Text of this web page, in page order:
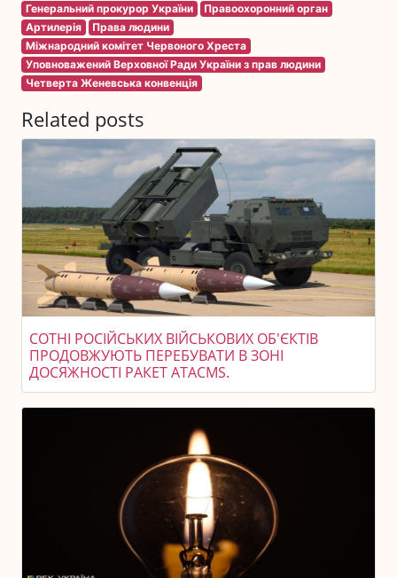
Генеральний прокурор України
Правоохоронний орган
Артилерія
Права людини
Міжнародний комітет Червоного Хреста
Уповноважений Верховної Ради України з прав людини
Четверта Женевська конвенція
Related posts
СОТНІ РОСІЙСЬКИХ ВІЙСЬКОВИХ ОБ'ЄКТІВ
ПРОДОВЖУЮТЬ ПЕРЕБУВАТИ В ЗОНІ
ДОСЯЖНОСТІ РАКЕТ ATACMS.